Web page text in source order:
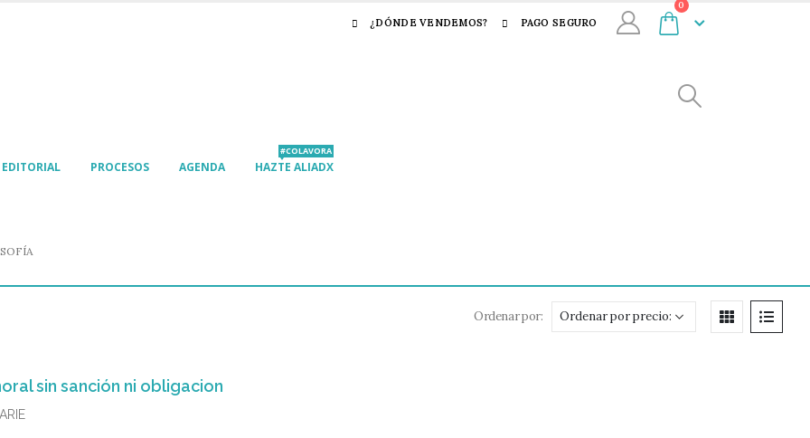
¿DÓNDE VENDEMOS? PAGO SEGURO
0
EDITORIAL PROCESOS AGENDA HAZTE ALIADX
#COLAVORA
Ordenar por:
sin sanción ni obligacion